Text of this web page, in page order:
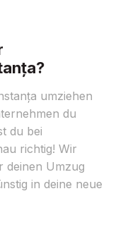
umziehen
du
du bei
richtig! Wir
deinen Umzug
in deine neue